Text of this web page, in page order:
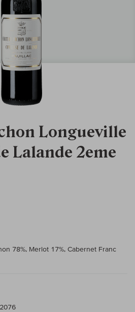
Longueville
Lalande 2eme
78%, Merlot 17%, Cabernet Franc